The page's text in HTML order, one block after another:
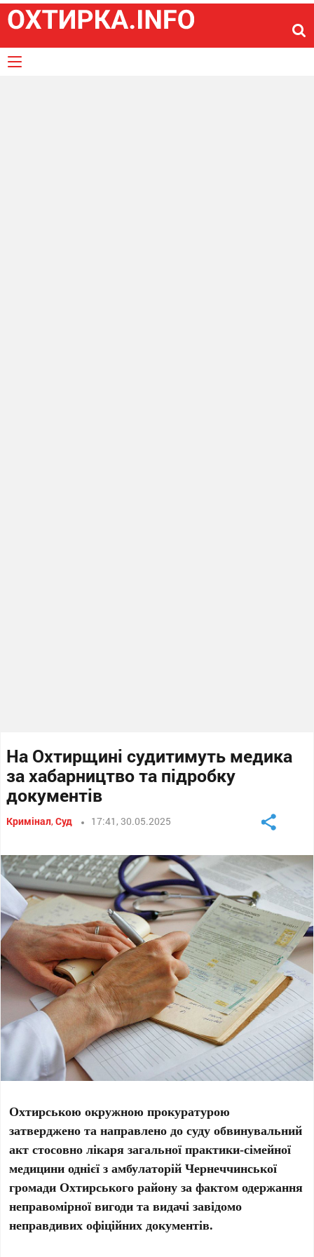
На Охтирщині судитимуть медика
за хабарництво та підробку
документів
Кримінал,Суд 17:41, 30.05.2025
Охтирською окружною прокуратурою
затверджено та направлено до суду обвинувальний
акт стосовно лікаря загальної практики-сімейної
медицини однієї з амбулаторій Чернеччинської
громади Охтирського району за фактом одержання
неправомірної вигоди та видачі завідомо
неправдивих офіційних документів.